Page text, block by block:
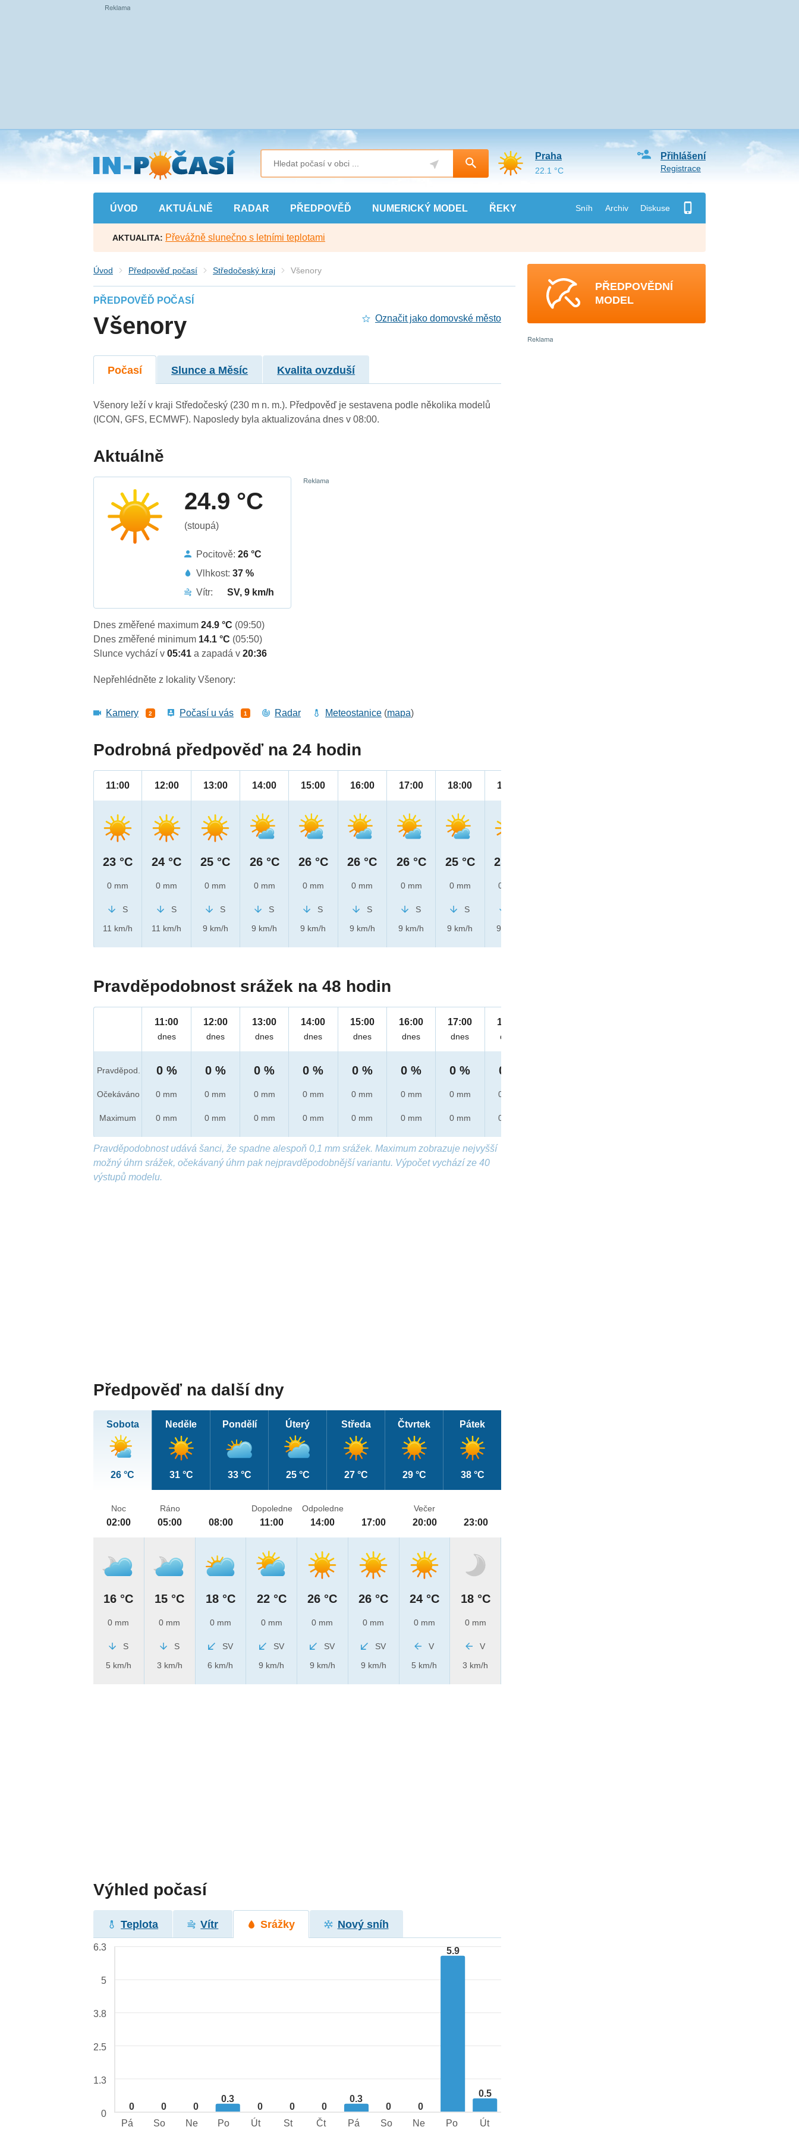
Přejít
na
hlavní
obsah
ÚVOD AKTUÁLNĚ RADAR PŘEDPOVĚĎ NUMERICKÝ MODEL ŘEKY Sníh Archiv Diskuse
Přihlášení
Registrace
Praha
22.1 °C
AKTUALITA: Převážně slunečno s letními teplotami
Úvod Předpověď počasí Středočeský kraj Všenory
PŘEDPOVĚĎ POČASÍ
Všenory Označit jako domovské město
Počasí Slunce a Měsíc Kvalita ovzduší
Všenory leží v kraji Středočeský (230 m n. m.). Předpověď je sestavena podle několika modelů
(ICON, GFS, ECMWF). Naposledy byla aktualizována dnes v 08:00.
Aktuálně
24.9 °C
(stoupá)
Pocitově:26 °C
Vlhkost:37 %
Vítr:
SV, 9 km/h
Dnes změřené maximum24.9 °C (09:50)
Dnes změřené minimum 14.1 °C (05:50)
Slunce vychází v05:41a zapadá v20:36
Nepřehlédněte z lokality Všenory:
Kamery 2 Počasí u vás 1 Radar Meteostanice (mapa)
Podrobná předpověď na 24 hodin
11:00
23 °C
0 mm
S
11 km/h
12:00
24 °C
0 mm
S
11 km/h
13:00
25 °C
0 mm
S
9 km/h
14:00
26 °C
0 mm
S
9 km/h
15:00
26 °C
0 mm
S
9 km/h
16:00
26 °C
0 mm
S
9 km/h
17:00
26 °C
0 mm
S
9 km/h
18:00
25 °C
0 mm
S
9 km/h
19:00
25 °C
0 mm
9 km/h
Pravděpodobnost srážek na 48 hodin
Pravděpod.
Očekáváno
Maximum
11:00
dnes
0 %
0 mm
0 mm
12:00
dnes
0 %
0 mm
0 mm
13:00
dnes
0 %
0 mm
0 mm
14:00
dnes
0 %
0 mm
0 mm
15:00
dnes
0 %
0 mm
0 mm
16:00
dnes
0 %
0 mm
0 mm
17:00
dnes
0 %
0 mm
0 mm
18:00
dnes
0 %
0 mm
0 mm
Pravděpodobnost udává šanci, že spadne alespoň 0,1 mm srážek. Maximum zobrazuje nejvyšší
možný úhrn srážek, očekávaný úhrn pak nejpravděpodobnější variantu. Výpočet vychází ze 40
výstupů modelu.
Předpověď na další dny
Sobota
26 °C
Neděle
31 °C
Pondělí
33 °C
Úterý
25 °C
Středa
27 °C
Čtvrtek
29 °C
Pátek
38 °C
Noc
02:00
16 °C
0 mm
S
5 km/h
Ráno
05:00
15 °C
0 mm
S
3 km/h
08:00
18 °C
0 mm
SV
6 km/h
Dopoledne
11:00
22 °C
0 mm
SV
9 km/h
Odpoledne
14:00
26 °C
0 mm
SV
9 km/h
17:00
26 °C
0 mm
SV
9 km/h
Večer
20:00
24 °C
0 mm
V
5 km/h
23:00
18 °C
0 mm
V
3 km/h
Výhled počasí
Teplota Vítr Srážky Nový sníh
0 0 0
0.3
0 0 0
0.3
0 0
5.9
0.5
6.3
5
3.8
2.5
1.3
0
Pá
So Ne Po Út St Čt Pá So Ne Po Út
PŘEDPOVĚDNÍ
MODEL